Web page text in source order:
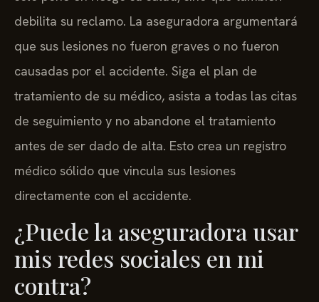
debilita su reclamo. La aseguradora argumentará
que sus lesiones no fueron graves o no fueron
causadas por el accidente. Siga el plan de
tratamiento de su médico, asista a todas las citas
de seguimiento y no abandone el tratamiento
antes de ser dado de alta. Esto crea un registro
médico sólido que vincula sus lesiones
directamente con el accidente.
¿Puede la aseguradora usar
mis redes sociales en mi
contra?